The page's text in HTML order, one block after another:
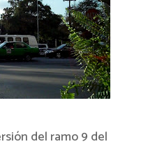
del ramo 9 del